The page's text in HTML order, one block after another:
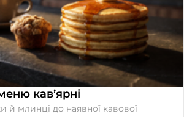
кав’ярні
й млинці до наявної кавової